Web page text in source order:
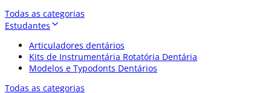
Todas as categorias
Estudantes
Articuladores dentários
Kits de Instrumentária Rotatória Dentária
Modelos e Typodonts Dentários
Todas as categorias